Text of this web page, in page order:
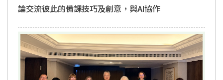
論交流彼此的備課技巧及創意，與AI協作